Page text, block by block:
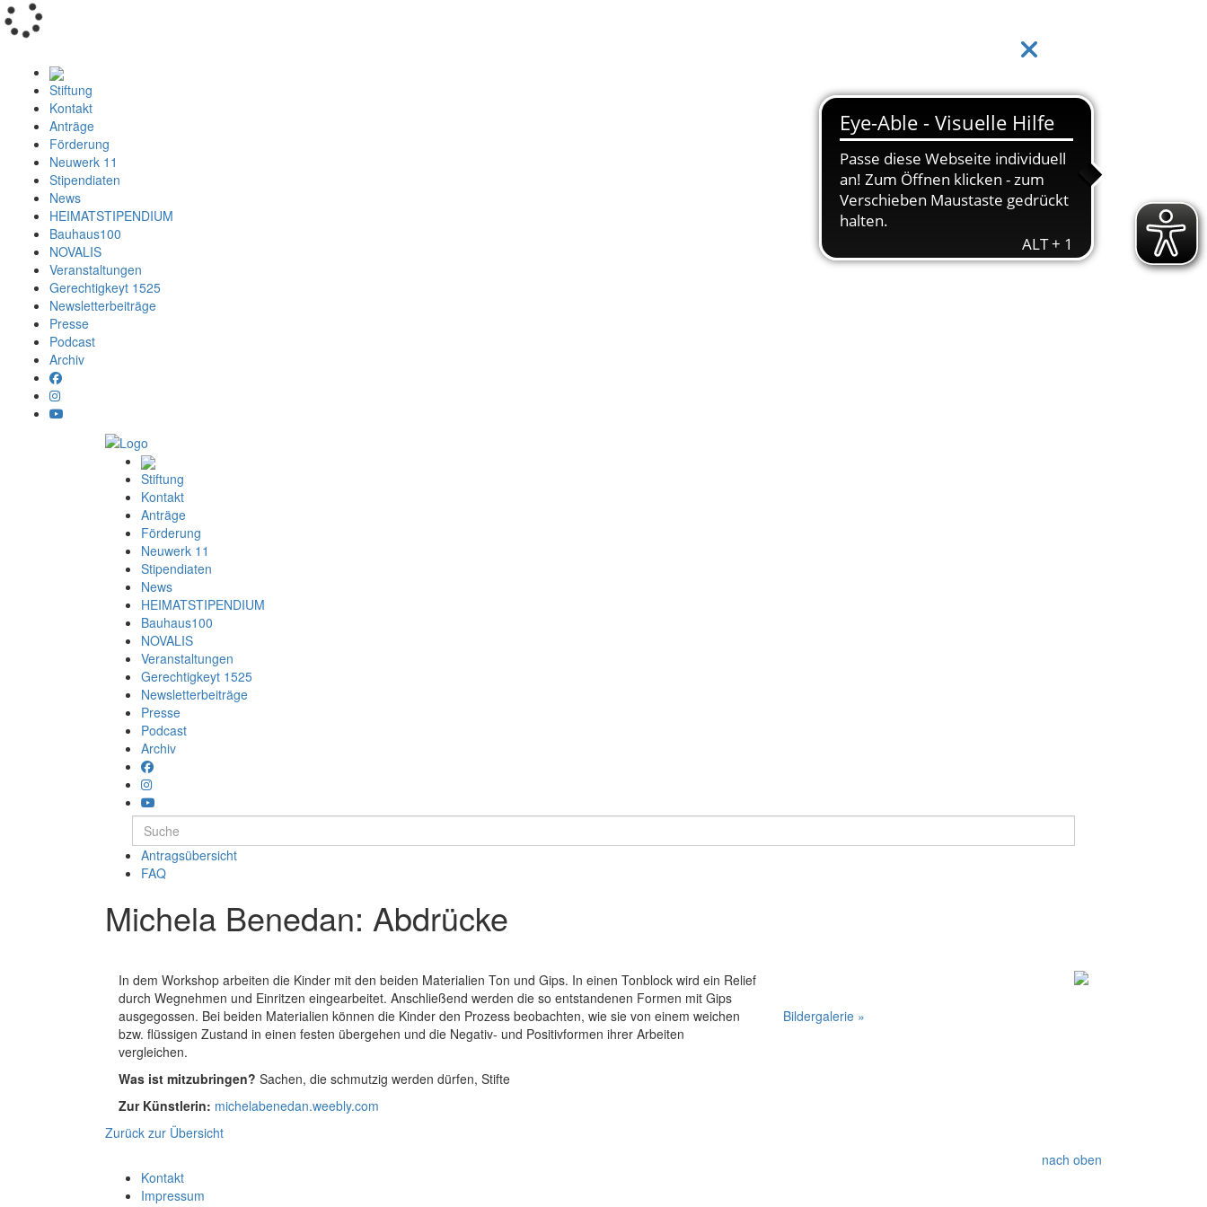
Stiftung
Kontakt
Anträge
Förderung
Neuwerk 11
Stipendiaten
News
HEIMATSTIPENDIUM
Bauhaus100
NOVALIS
Veranstaltungen
Gerechtigkeyt 1525
Newsletterbeiträge
Presse
Podcast
Archiv
Stiftung
Kontakt
Anträge
Förderung
Neuwerk 11
Stipendiaten
News
HEIMATSTIPENDIUM
Bauhaus100
NOVALIS
Veranstaltungen
Gerechtigkeyt 1525
Newsletterbeiträge
Presse
Podcast
Archiv
Antragsübersicht
FAQ
Michela Benedan: Abdrücke
In dem Workshop arbeiten die Kinder mit den beiden Materialien Ton und Gips. In einen Tonblock wird ein Relief
durch Wegnehmen und Einritzen eingearbeitet. Anschließend werden die so entstandenen Formen mit Gips
ausgegossen. Bei beiden Materialien können die Kinder den Prozess beobachten, wie sie von einem weichen
bzw. flüssigen Zustand in einen festen übergehen und die Negativ- und Positivformen ihrer Arbeiten
vergleichen.
Was ist mitzubringen? Sachen, die schmutzig werden dürfen, Stifte
Zur Künstlerin: michelabenedan.weebly.com
Bildergalerie »
Zurück zur Übersicht
nach oben
Kontakt
Impressum